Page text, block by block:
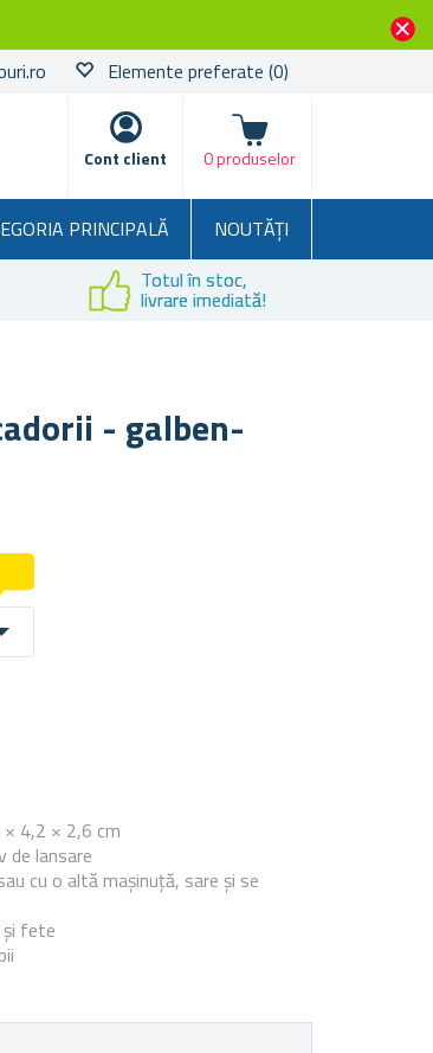
Elemente preferate (0)
Cont client
Coșul
0 produselor
PRINCIPALĂ
NOUTĂȚI
Totul în stoc,
livrare imediată!
- galben-
× 4,2 × 2,6 cm
de lansare
cu o altă mașinuță, sare și se
și fete